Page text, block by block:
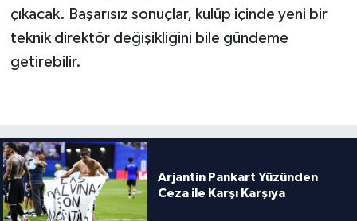
çıkacak. Başarısız sonuçlar, kulüp içinde yeni bir
teknik direktör değişikliğini bile gündeme
getirebilir.
Arjantin Pankart Yüzünden
Ceza ile Karşı Karşıya